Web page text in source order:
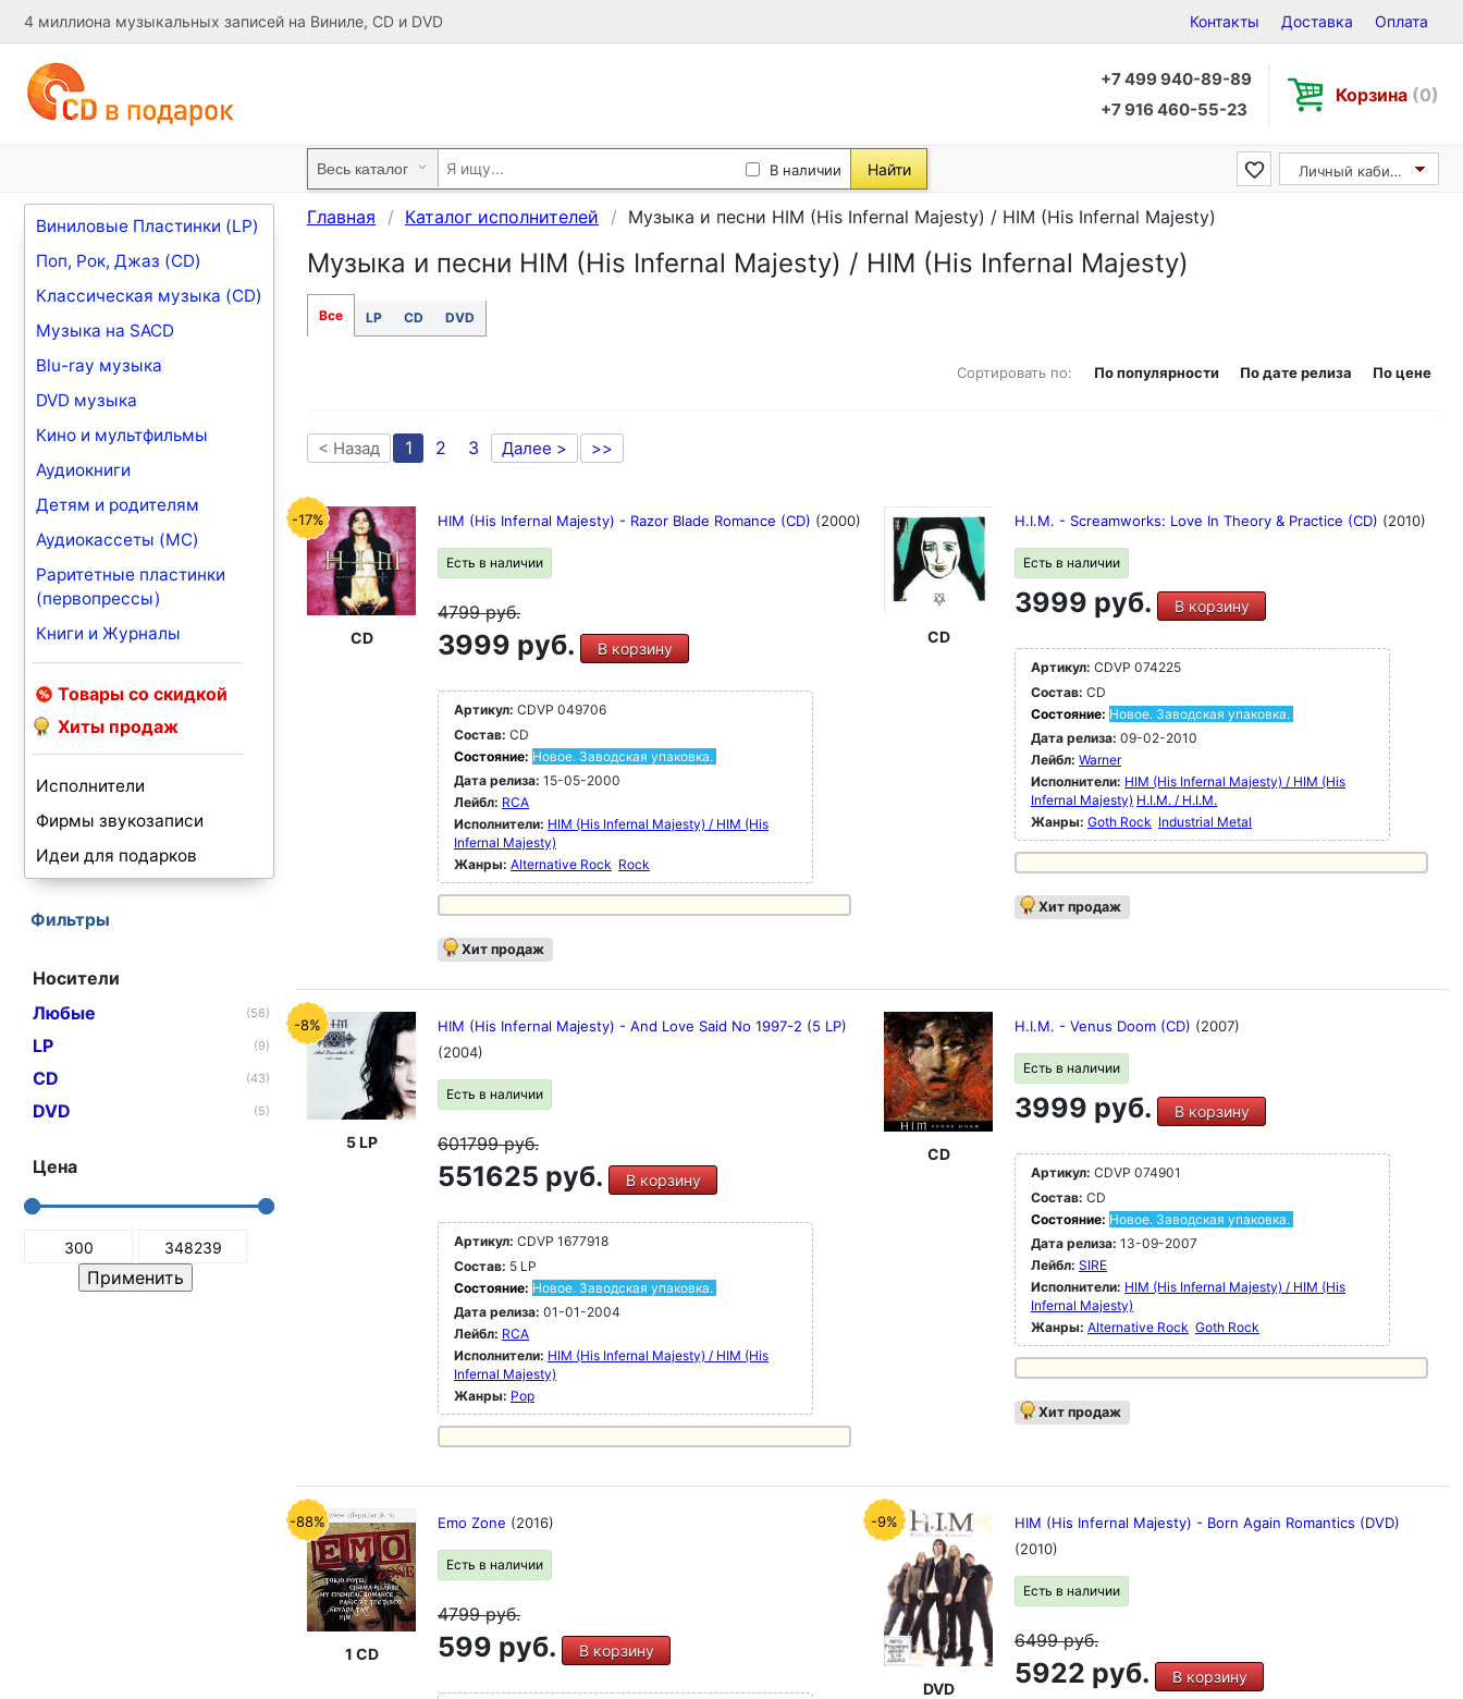
4 миллиона музыкальных записей на Виниле, CD и DVD Контакты Доставка Оплата
+7 499 940-89-89
+7 916 460-55-23
Корзина (0)
В наличии Найти Личный кабинет
Виниловые Пластинки (LP)
Поп, Рок, Джаз (CD)
Классическая музыка (CD)
Музыка на SACD
Blu-ray музыка
DVD музыка
Кино и мультфильмы
Аудиокниги
Детям и родителям
Аудиокассеты (MC)
Раритетные пластинки
(первопрессы)
Книги и Журналы
Товары со скидкой
Хиты продаж
Исполнители
Фирмы звукозаписи
Идеи для подарков
Фильтры
Носители
Любые
(58)
LP (9)
CD (43)
DVD (5)
Цена
Главная Каталог исполнителей Музыка и песни HIM (His Infernal Majesty) / HIM (His Infernal Majesty)
Музыка и песни HIM (His Infernal Majesty) / HIM (His Infernal Majesty)
Все LP CD DVD
Сортировать по: По популярности По дате релиза По цене
< Назад 1 2 3 Далее > >>
-17%
CD
HIM (His Infernal Majesty) - Razor Blade Romance (CD) (2000)
Есть в наличии
4799руб.
3999 руб. В корзину
Артикул: CDVP 049706
Состав: CD
Состояние: Новое. Заводская упаковка.
Дата релиза: 15-05-2000
Лейбл: RCA
Исполнители: HIM (His Infernal Majesty) / HIM (His
Infernal Majesty)
Жанры: Alternative Rock Rock
Хит продаж
CD
H.I.M. - Screamworks: Love In Theory & Practice (CD) (2010)
Есть в наличии
3999 руб. В корзину
Артикул: CDVP 074225
Состав: CD
Состояние: Новое. Заводская упаковка.
Дата релиза: 09-02-2010
Лейбл: Warner
Исполнители: HIM (His Infernal Majesty) / HIM (His
Infernal Majesty) H.I.M. / H.I.M.
Жанры: Goth Rock Industrial Metal
Хит продаж
-8%
5 LP
HIM (His Infernal Majesty) - And Love Said No 1997-2 (5 LP)
(2004)
Есть в наличии
601799руб.
551625 руб. В корзину
Артикул: CDVP 1677918
Состав: 5 LP
Состояние: Новое. Заводская упаковка.
Дата релиза: 01-01-2004
Лейбл: RCA
Исполнители: HIM (His Infernal Majesty) / HIM (His
Infernal Majesty)
Жанры: Pop
CD
H.I.M. - Venus Doom (CD) (2007)
Есть в наличии
3999 руб. В корзину
Артикул: CDVP 074901
Состав: CD
Состояние: Новое. Заводская упаковка.
Дата релиза: 13-09-2007
Лейбл: SIRE
Исполнители: HIM (His Infernal Majesty) / HIM (His
Infernal Majesty)
Жанры: Alternative Rock Goth Rock
Хит продаж
-88%
1 CD
Emo Zone (2016)
Есть в наличии
4799руб.
599 руб. В корзину
-9%
DVD
HIM (His Infernal Majesty) - Born Again Romantics (DVD)
(2010)
Есть в наличии
6499руб.
5922 руб. В корзину